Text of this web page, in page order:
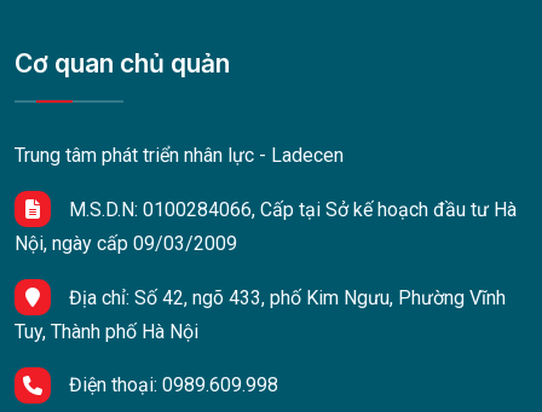
Cơ quan chủ quản
Trung tâm phát triển nhân lực - Ladecen
M.S.D.N: 0100284066, Cấp tại Sở kế hoạch đầu tư Hà
Nội, ngày cấp 09/03/2009
Địa chỉ: Số 42, ngõ 433, phố Kim Ngưu, Phường Vĩnh
Tuy, Thành phố Hà Nội
Điện thoại: 0989.609.998